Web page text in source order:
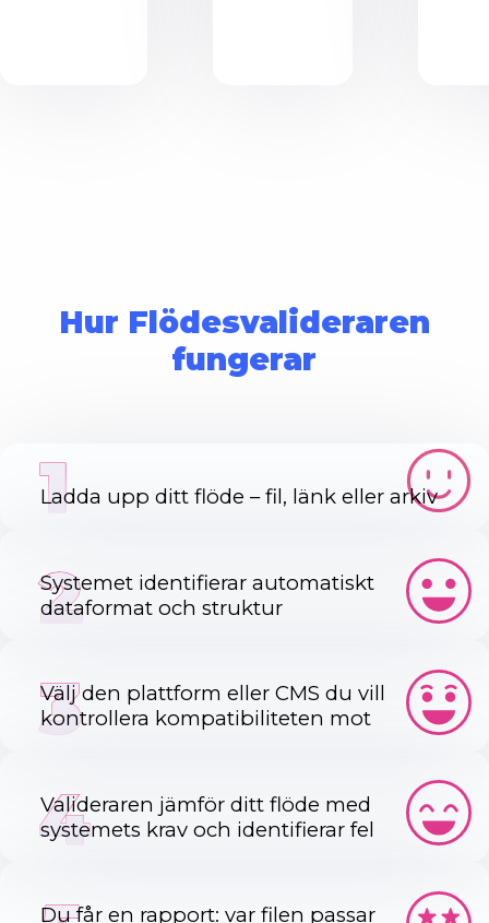
Hur Flödesvalideraren
fungerar
Ladda upp ditt flöde – fil, länk eller arkiv
1
Systemet identifierar automatiskt
dataformat och struktur
2
Välj den plattform eller CMS du vill
kontrollera kompatibiliteten mot
3
Valideraren jämför ditt flöde med
systemets krav och identifierar fel
4
Du får en rapport: var filen passar